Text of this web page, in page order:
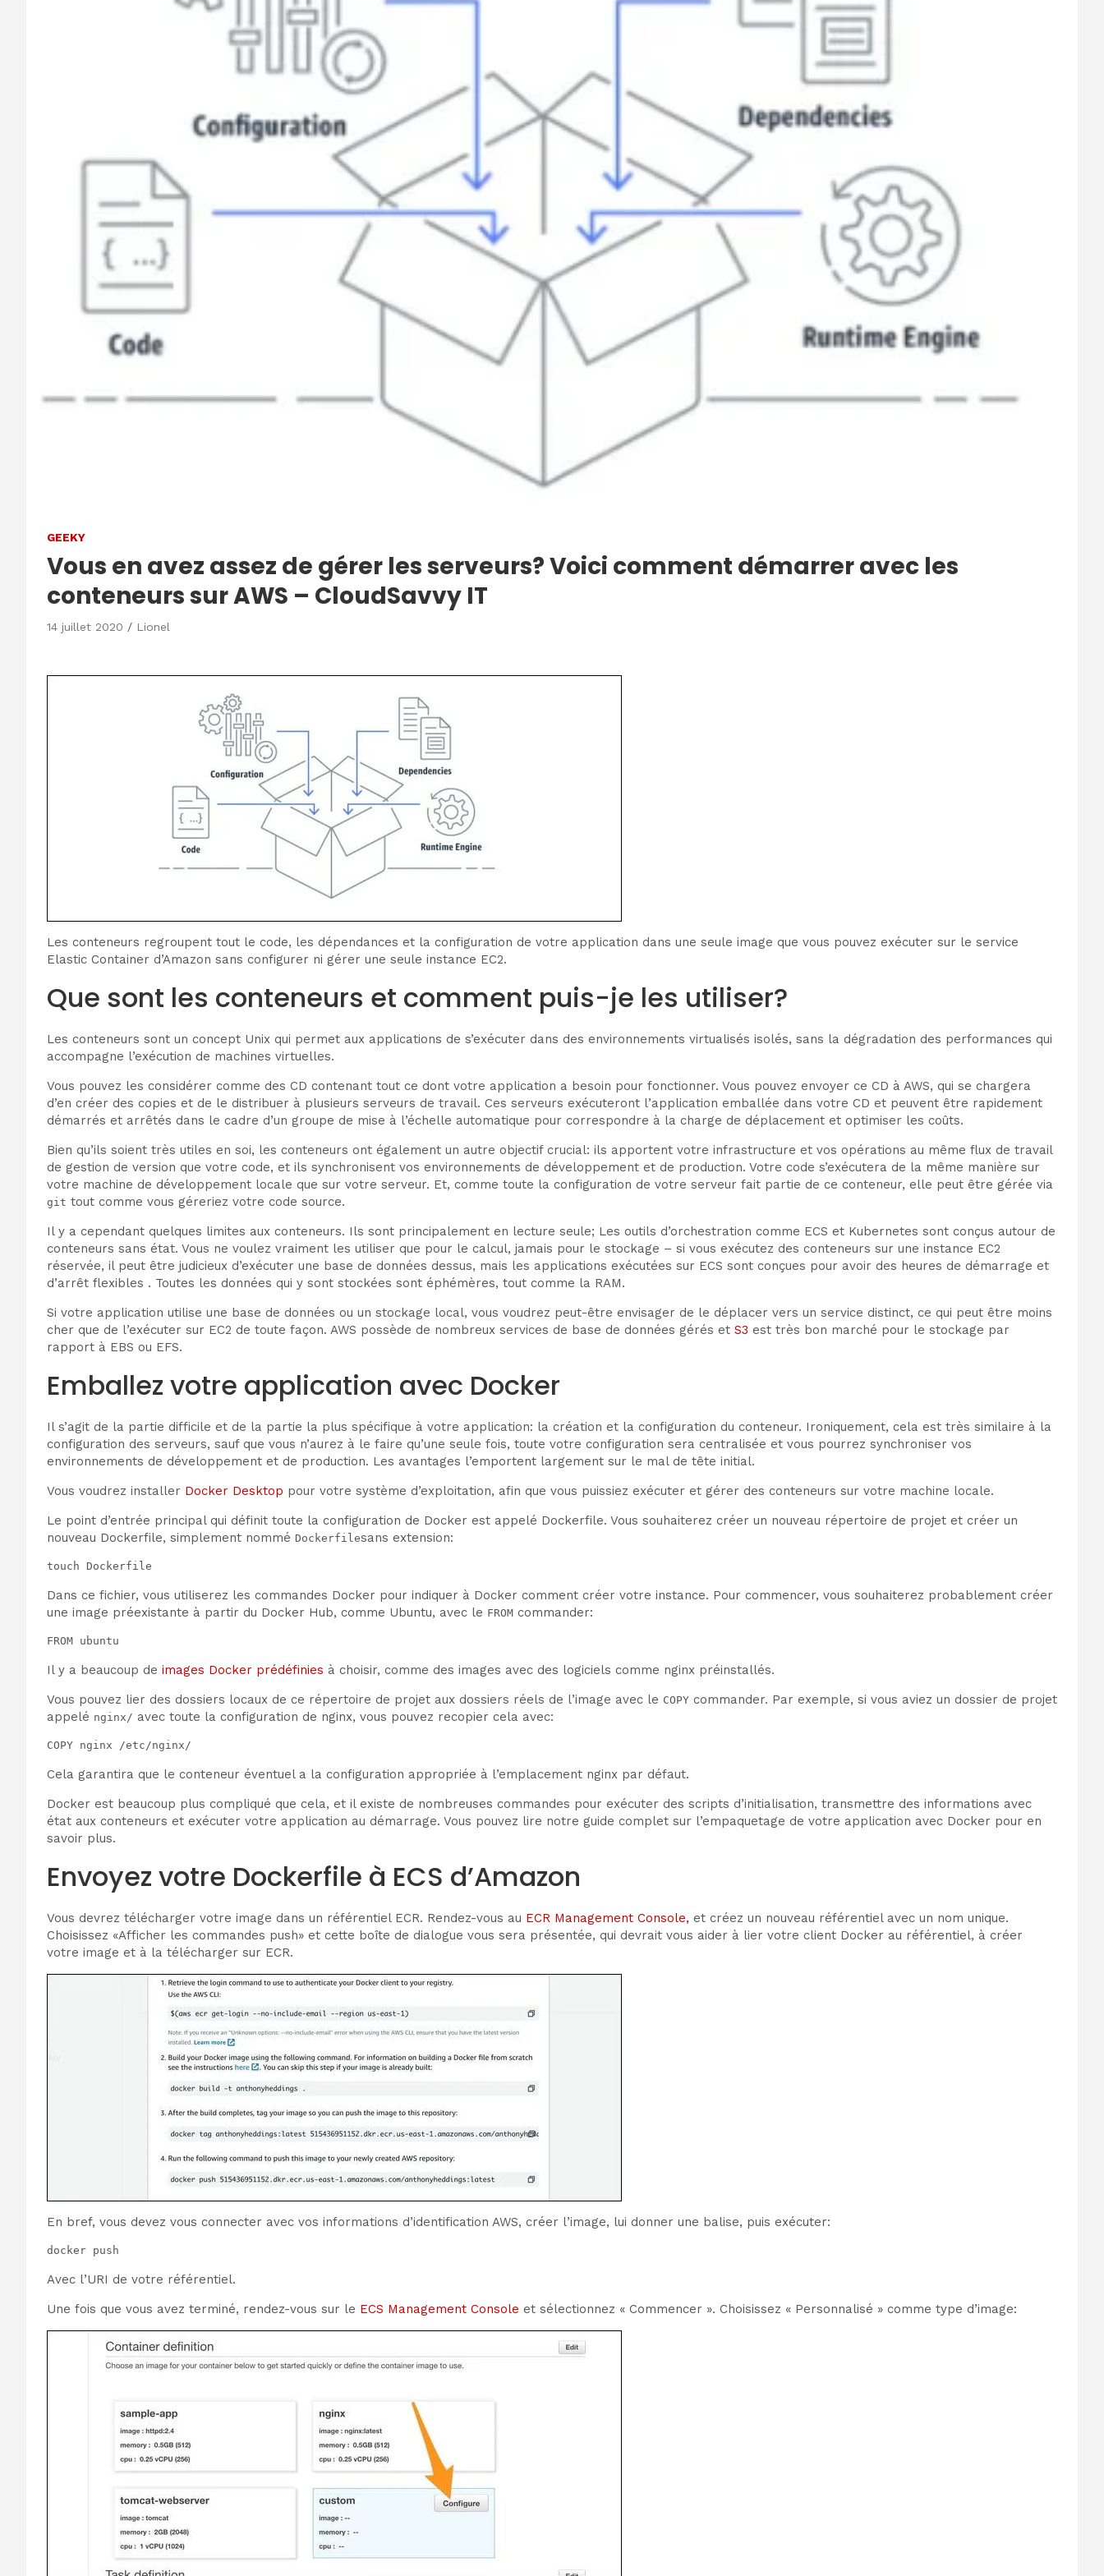
GEEKY
Vous en avez assez de gérer les serveurs? Voici comment démarrer avec les
conteneurs sur AWS – CloudSavvy IT
14 juillet 2020 Lionel
Les conteneurs regroupent tout le code, les dépendances et la configuration de votre application dans une seule image que vous pouvez exécuter sur le service
Elastic Container d’Amazon sans configurer ni gérer une seule instance EC2.
Que sont les conteneurs et comment puis-je les utiliser?
Les conteneurs sont un concept Unix qui permet aux applications de s’exécuter dans des environnements virtualisés isolés, sans la dégradation des performances qui
accompagne l’exécution de machines virtuelles.
Vous pouvez les considérer comme des CD contenant tout ce dont votre application a besoin pour fonctionner. Vous pouvez envoyer ce CD à AWS, qui se chargera
d’en créer des copies et de le distribuer à plusieurs serveurs de travail. Ces serveurs exécuteront l’application emballée dans votre CD et peuvent être rapidement
démarrés et arrêtés dans le cadre d’un groupe de mise à l’échelle automatique pour correspondre à la charge de déplacement et optimiser les coûts.
Bien qu’ils soient très utiles en soi, les conteneurs ont également un autre objectif crucial: ils apportent votre infrastructure et vos opérations au même flux de travail
de gestion de version que votre code, et ils synchronisent vos environnements de développement et de production. Votre code s’exécutera de la même manière sur
votre machine de développement locale que sur votre serveur. Et, comme toute la configuration de votre serveur fait partie de ce conteneur, elle peut être gérée via
git tout comme vous géreriez votre code source.
Il y a cependant quelques limites aux conteneurs. Ils sont principalement en lecture seule; Les outils d’orchestration comme ECS et Kubernetes sont conçus autour de
conteneurs sans état. Vous ne voulez vraiment les utiliser que pour le calcul, jamais pour le stockage – si vous exécutez des conteneurs sur une instance EC2
réservée, il peut être judicieux d’exécuter une base de données dessus, mais les applications exécutées sur ECS sont conçues pour avoir des heures de démarrage et
d’arrêt flexibles . Toutes les données qui y sont stockées sont éphémères, tout comme la RAM.
Si votre application utilise une base de données ou un stockage local, vous voudrez peut-être envisager de le déplacer vers un service distinct, ce qui peut être moins
cher que de l’exécuter sur EC2 de toute façon. AWS possède de nombreux services de base de données gérés et S3 est très bon marché pour le stockage par
rapport à EBS ou EFS.
Emballez votre application avec Docker
Il s’agit de la partie difficile et de la partie la plus spécifique à votre application: la création et la configuration du conteneur. Ironiquement, cela est très similaire à la
configuration des serveurs, sauf que vous n’aurez à le faire qu’une seule fois, toute votre configuration sera centralisée et vous pourrez synchroniser vos
environnements de développement et de production. Les avantages l’emportent largement sur le mal de tête initial.
Vous voudrez installer Docker Desktop pour votre système d’exploitation, afin que vous puissiez exécuter et gérer des conteneurs sur votre machine locale.
Le point d’entrée principal qui définit toute la configuration de Docker est appelé Dockerfile. Vous souhaiterez créer un nouveau répertoire de projet et créer un
nouveau Dockerfile, simplement nommé Dockerfilesans extension:
touch Dockerfile
Dans ce fichier, vous utiliserez les commandes Docker pour indiquer à Docker comment créer votre instance. Pour commencer, vous souhaiterez probablement créer
une image préexistante à partir du Docker Hub, comme Ubuntu, avec le FROM commander:
FROM ubuntu
Il y a beaucoup de images Docker prédéfinies à choisir, comme des images avec des logiciels comme nginx préinstallés.
Vous pouvez lier des dossiers locaux de ce répertoire de projet aux dossiers réels de l’image avec le COPY commander. Par exemple, si vous aviez un dossier de projet
appelé nginx/ avec toute la configuration de nginx, vous pouvez recopier cela avec:
COPY nginx /etc/nginx/
Cela garantira que le conteneur éventuel a la configuration appropriée à l’emplacement nginx par défaut.
Docker est beaucoup plus compliqué que cela, et il existe de nombreuses commandes pour exécuter des scripts d’initialisation, transmettre des informations avec
état aux conteneurs et exécuter votre application au démarrage. Vous pouvez lire notre guide complet sur l’empaquetage de votre application avec Docker pour en
savoir plus.
Envoyez votre Dockerfile à ECS d’Amazon
Vous devrez télécharger votre image dans un référentiel ECR. Rendez-vous au ECR Management Console, et créez un nouveau référentiel avec un nom unique.
Choisissez «Afficher les commandes push» et cette boîte de dialogue vous sera présentée, qui devrait vous aider à lier votre client Docker au référentiel, à créer
votre image et à la télécharger sur ECR.
En bref, vous devez vous connecter avec vos informations d’identification AWS, créer l’image, lui donner une balise, puis exécuter:
docker push
Avec l’URI de votre référentiel.
Une fois que vous avez terminé, rendez-vous sur le ECS Management Console et sélectionnez « Commencer ». Choisissez « Personnalisé » comme type d’image: